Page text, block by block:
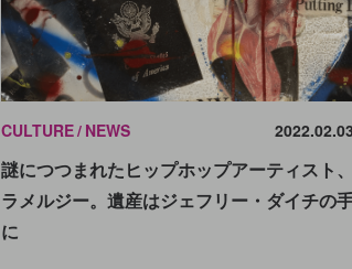
CULTURE NEWS 2022.02.03
謎につつまれたヒップホップアーティスト、
ラメルジー。遺産はジェフリー・ダイチの
に